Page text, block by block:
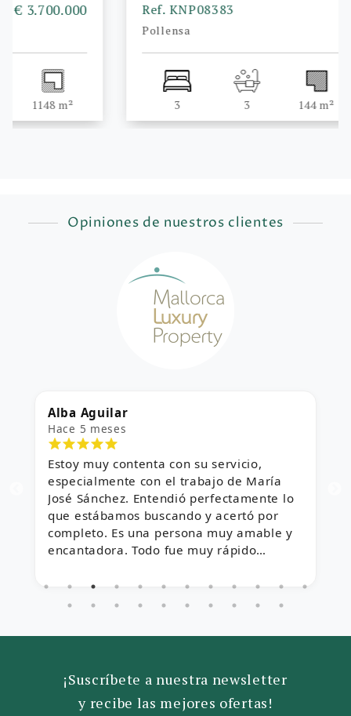
Ref. KNP08383
3
Opiniones de nuestros clientes
Alba Aguilar
Hace 5 meses
Estoy muy contenta con su servicio,
especialmente con el trabajo de María
José Sánchez. Entendió perfectamente lo
que estábamos buscando y acertó por
completo. Es una persona muy amable y
encantadora. Todo fue muy rápido
¡Suscríbete a nuestra newsletter
y recibe las mejores ofertas!